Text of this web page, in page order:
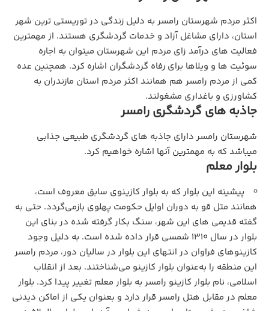
اکثر مردم شهرستان رامسر به دلیل زندگی در توریستی ترین شهر
استان، دارای مشاغل آزاد و خدمات گردشگری هستند. از مهمترین
فعالیت های درآمد زای مردم این شهرستان میتوان به اجاره
سوئیت ها و ویلاها برای رفاه گردشگران اشاره کرد. همچنین عده
کمی از مردم رامسر هم همانند اکثر مردم استان مازندران به
کشاورزی و باغداری مشغولند.
جاذبه های گردشگری رامسر
شهرستان رامسر دارای جاذبه های گردشگری طبیعی جذابی
میباشد که به مهمترین آنها اشاره خواهیم کرد.
بلوار معلم
پیشینه این بلوار که به بلوار کازینوی سابق معروف است،
همانند متل قو به دوران اوایل حکومت پهلوی بازمی‌گردد. حتی به
گفته قدیمی های این شهر، سنگ بکار گرفته شده در بنای این
بلوار در سال ۱۳۱۰ شمسی قرار داده شده است. به دلیل وجود
کازینوهای فراوان در انتهای این بلوار در سالیان دور، مردم رامسر
این منطقه را به‌عنوان بلوار کازینو می‌شناختند. بعد از انقلاب
اسلامی، نام بلوار کازینو رامسر به بلوار معلم تغییر پیدا کرد. بلوار
معلم در مقابل هتل رامسر قرار دارد و بعنوان یکی از اماکن دیدنی